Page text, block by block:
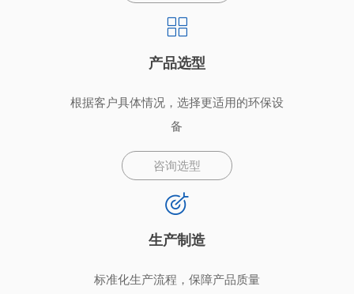
产品选型
根据客户具体情况，选择更适用的环保设
备
咨询选型
生产制造
标准化生产流程，保障产品质量